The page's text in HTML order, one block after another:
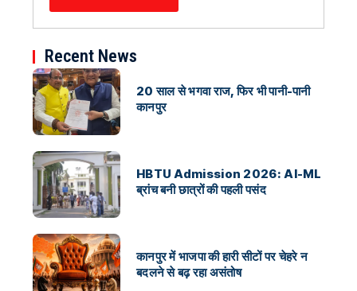
Recent News
20 साल से भगवा राज, फिर भी पानी-पानी
कानपुर
HBTU Admission 2026: AI-ML
ब्रांच बनी छात्रों की पहली पसंद
कानपुर में भाजपा की हारी सीटों पर चेहरे न
बदलने से बढ़ रहा असंतोष